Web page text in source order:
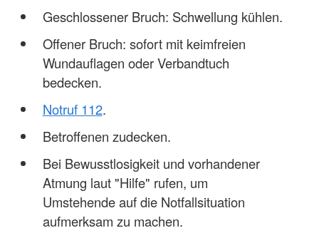
Geschlossener Bruch: Schwellung kühlen.
Offener Bruch: sofort mit keimfreien
Wundauflagen oder Verbandtuch
bedecken.
Notruf 112.
Betroffenen zudecken.
Bei Bewusstlosigkeit und vorhandener
Atmung laut "Hilfe" rufen, um
Umstehende auf die Notfallsituation
aufmerksam zu machen.